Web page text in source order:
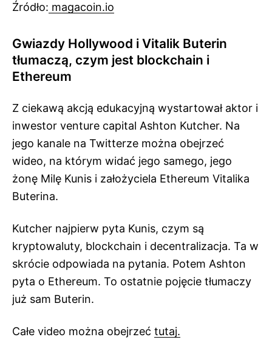
Źródło: magacoin.io
Gwiazdy Hollywood i Vitalik Buterin
tłumaczą, czym jest blockchain i
Ethereum
Z ciekawą akcją edukacyjną wystartował aktor i
inwestor venture capital Ashton Kutcher. Na
jego kanale na Twitterze można obejrzeć
wideo, na którym widać jego samego, jego
żonę Milę Kunis i założyciela Ethereum Vitalika
Buterina.
Kutcher najpierw pyta Kunis, czym są
kryptowaluty, blockchain i decentralizacja. Ta w
skrócie odpowiada na pytania. Potem Ashton
pyta o Ethereum. To ostatnie pojęcie tłumaczy
już sam Buterin.
Całe video można obejrzeć tutaj.